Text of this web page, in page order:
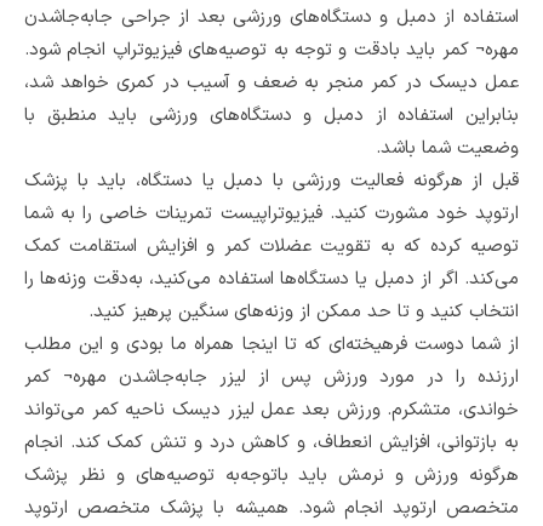
استفاده از دمبل و دستگاه‌های ورزشی بعد از جراحی جابه‌جاشدن
مهره¬ کمر باید بادقت و توجه به توصیه‌های فیزیوتراپ انجام شود.
عمل دیسک در کمر منجر به ضعف و آسیب در کمری خواهد شد،
بنابراین استفاده از دمبل و دستگاه‌های ورزشی باید منطبق با
وضعیت شما باشد.
قبل از هرگونه فعالیت ورزشی با دمبل یا دستگاه، باید با پزشک
ارتوپد خود مشورت کنید. فیزیوتراپیست تمرینات خاصی را به شما
توصیه کرده که به تقویت عضلات کمر و افزایش استقامت کمک
می‌کند. اگر از دمبل یا دستگاه‌ها استفاده می‌کنید، به‌دقت وزنه‌ها را
انتخاب کنید و تا حد ممکن از وزنه‌های سنگین پرهیز کنید.
از شما دوست فرهیخته‌ای که تا اینجا همراه ما بودی و این مطلب
ارزنده را در مورد ورزش پس از لیزر جابه‌جاشدن مهره¬ کمر
خواندی، متشکرم. ورزش بعد عمل لیزر دیسک ناحیه کمر می‌تواند
به بازتوانی، افزایش انعطاف، و کاهش درد و تنش کمک کند. انجام
هرگونه ورزش و نرمش باید باتوجه‌به توصیه‌های و نظر پزشک
متخصص ارتوپد انجام شود. همیشه با پزشک متخصص ارتوپد